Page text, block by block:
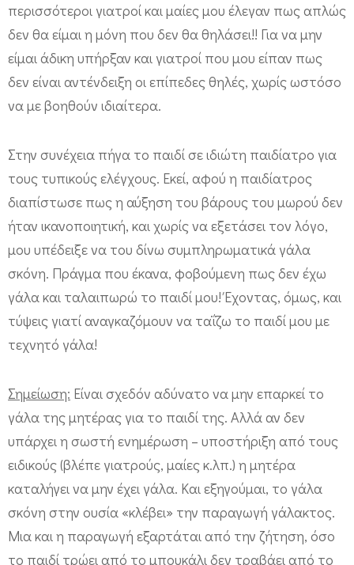
περισσότεροι γιατροί και μαίες μου έλεγαν πως απλώς
δεν θα είμαι η μόνη που δεν θα θηλάσει!! Για να μην
είμαι άδικη υπήρξαν και γιατροί που μου είπαν πως
δεν είναι αντένδειξη οι επίπεδες θηλές, χωρίς ωστόσο
να με βοηθούν ιδιαίτερα.
Στην συνέχεια πήγα το παιδί σε ιδιώτη παιδίατρο για
τους τυπικούς ελέγχους. Εκεί, αφού η παιδίατρος
διαπίστωσε πως η αύξηση του βάρους του μωρού δεν
ήταν ικανοποιητική, και χωρίς να εξετάσει τον λόγο,
μου υπέδειξε να του δίνω συμπληρωματικά γάλα
σκόνη. Πράγμα που έκανα, φοβούμενη πως δεν έχω
γάλα και ταλαιπωρώ το παιδί μου! Έχοντας, όμως, και
τύψεις γιατί αναγκαζόμουν να ταΐζω το παιδί μου με
τεχνητό γάλα!
Σημείωση: Είναι σχεδόν αδύνατο να μην επαρκεί το
γάλα της μητέρας για το παιδί της. Αλλά αν δεν
υπάρχει η σωστή ενημέρωση – υποστήριξη από τους
ειδικούς (βλέπε γιατρούς, μαίες κ.λπ.) η μητέρα
καταλήγει να μην έχει γάλα. Και εξηγούμαι, το γάλα
σκόνη στην ουσία «κλέβει» την παραγωγή γάλακτος.
Μια και η παραγωγή εξαρτάται από την ζήτηση, όσο
το παιδί τρώει από το μπουκάλι δεν τραβάει από το